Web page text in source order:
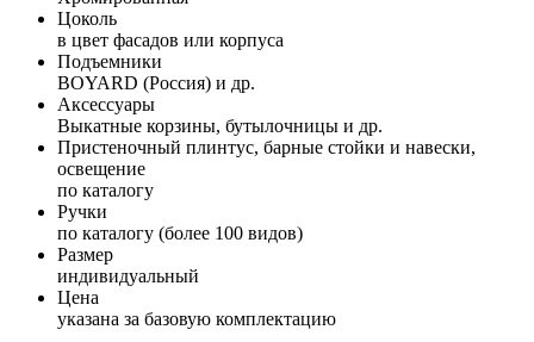
Цоколь
в цвет фасадов или корпуса
Подъемники
BOYARD (Россия) и др.
Аксессуары
Выкатные корзины, бутылочницы и др.
Пристеночный плинтус, барные стойки и навески,
освещение
по каталогу
Ручки
по каталогу (более 100 видов)
Размер
индивидуальный
Цена
указана за базовую комплектацию